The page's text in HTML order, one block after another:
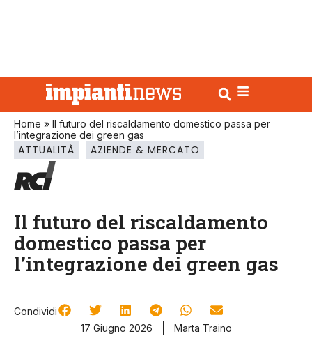
Home » Il futuro del riscaldamento domestico passa per
l’integrazione dei green gas
ATTUALITÀ AZIENDE & MERCATO
Il futuro del riscaldamento
domestico passa per
l’integrazione dei green gas
Condividi
17 Giugno 2026
Marta Traino